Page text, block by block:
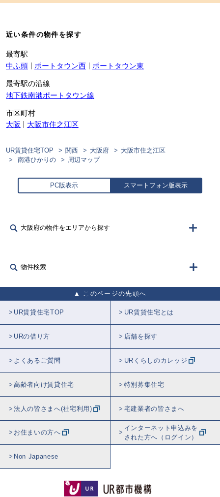
近い条件の物件を探す
最寄駅
中ふ頭
ポートタウン西 ポートタウン東
最寄駅の沿線
地下鉄南港ポートタウン線
市区町村
大阪
大阪市住之江区
UR賃貸住宅TOP 関西 大阪府
大阪市住之江区
南港ひかりの
周辺マップ
PC版表示 スマートフォン版表示
大阪府の物件をエリアから探す
物件検索
このページの先頭へ
UR賃貸住宅TOP UR賃貸住宅とは
URの借り方 店舗を探す
よくあるご質問 URくらしのカレッジ
高齢者向け賃貸住宅 特別募集住宅
法人の皆さまへ(社宅利用) 宅建業者の皆さまへ
お住まいの方へ
インターネット申込みを
された方へ（ログイン）
Non Japanese